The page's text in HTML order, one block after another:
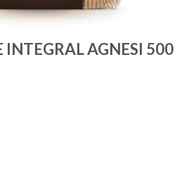
INTEGRAL AGNESI 500